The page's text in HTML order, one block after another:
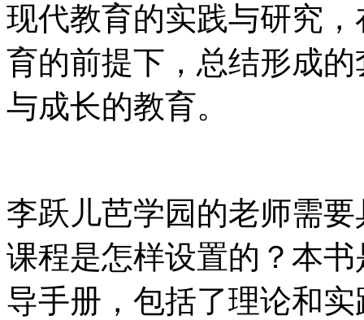
现代教育的实践与研究
育的前提下，总结形成
与成长的教育。
李跃儿芭学园的老师需
课程是怎样设置的？本
导手册，包括了理论和